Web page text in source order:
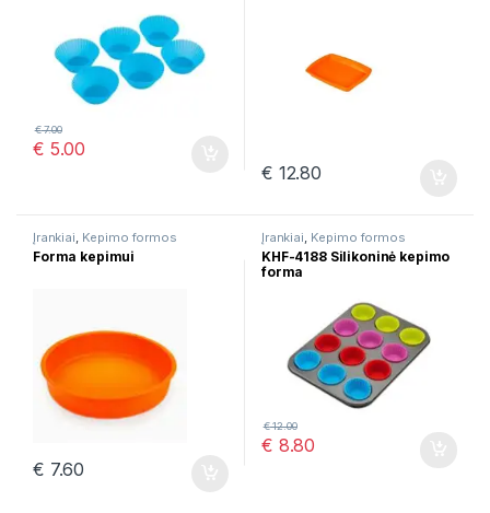
€ 5.00
€7.00
€ 12.80
Įrankiai Kepimo formos
Forma kepimui
€ 7.60
Įrankiai Kepimo formos
KHF-4188 Silikoninė kepimo
forma
€ 8.80
€12.00